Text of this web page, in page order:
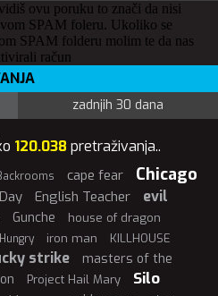
ovu poruku to znači da nisi
SPAM foleru. Ukoliko se
SPAM folderu molim te da nas
račun
zadnjih 30 dana
120.038 pretraživanja..
cape fear
Chicago
English Teacher
evil
Gunche house of dragon
Hungry iron man KILLHOUSE
strike
masters of the
Project Hail Mary Silo